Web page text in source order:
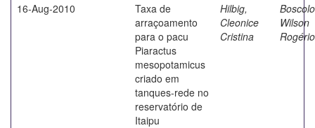
16-Aug-2010
Taxa de
arraçoamento
para o pacu
Piaractus
mesopotamicus
criado em
tanques-rede no
reservatório de
Itaipu
Hilbig,
Cleonice
Cristina
Wilson
Rogério